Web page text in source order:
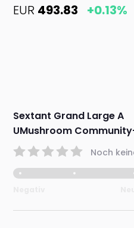
EUR 493.83 +0.13%
Sextant Grand Large A
UMushroom
Noch